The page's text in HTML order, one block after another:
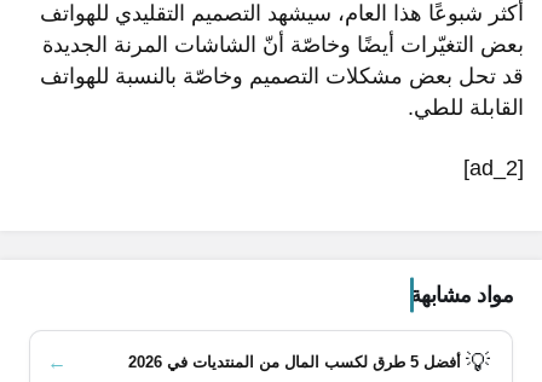
أكثر شبوعًا هذا العام، سيشهد التصميم التقليدي للهواتف
بعض التغيّرات أيضًا وخاصّة أنّ الشاشات المرنة الجديدة
قد تحل بعض مشكلات التصميم وخاصّة بالنسبة للهواتف
القابلة للطي.
[ad_2]
مواد مشابهة
💡 أفضل 5 طرق لكسب المال من المنتديات في 2026 ←